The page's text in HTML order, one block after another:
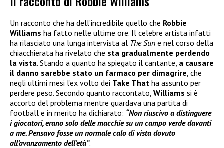
Un racconto che ha dell’incredibile quello che Robbie
Williams ha fatto nelle ultime ore. Il celebre artista infatti
ha rilasciato una lunga intervista al The Sun e nel corso della
chiacchierata ha rivelato che sta gradualmente perdendo
la vista. Stando a quanto ha spiegato il cantante, a causare
il danno sarebbe stato un farmaco per dimagrire , che
negli ultimi mesi l’ex volto dei Take That ha assunto per
perdere peso. Secondo quanto raccontato, Williams si è
accorto del problema mentre guardava una partita di
football e in merito ha dichiarato: “Non riuscivo a distinguere
i giocatori, erano solo delle macchie su un campo verde davanti
a me. Pensavo fosse un normale calo di vista dovuto
all’avanzamento dell’età”.